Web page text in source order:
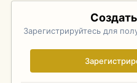
Зарегистрируйтесь для